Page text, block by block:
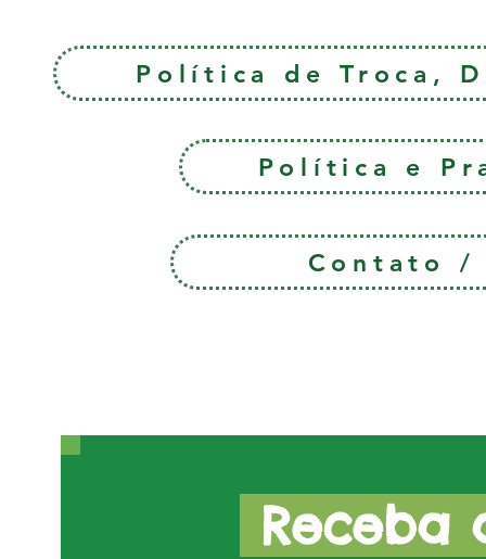
Política de Troca,
Política e
Contato /
Receba